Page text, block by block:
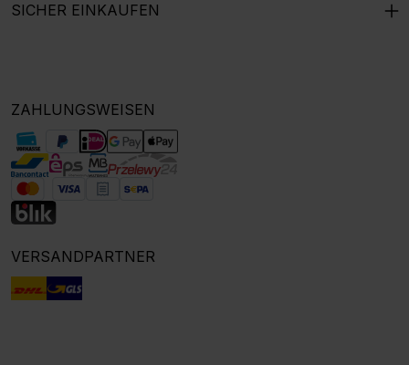
SICHER EINKAUFEN
ZAHLUNGSWEISEN
VERSANDPARTNER